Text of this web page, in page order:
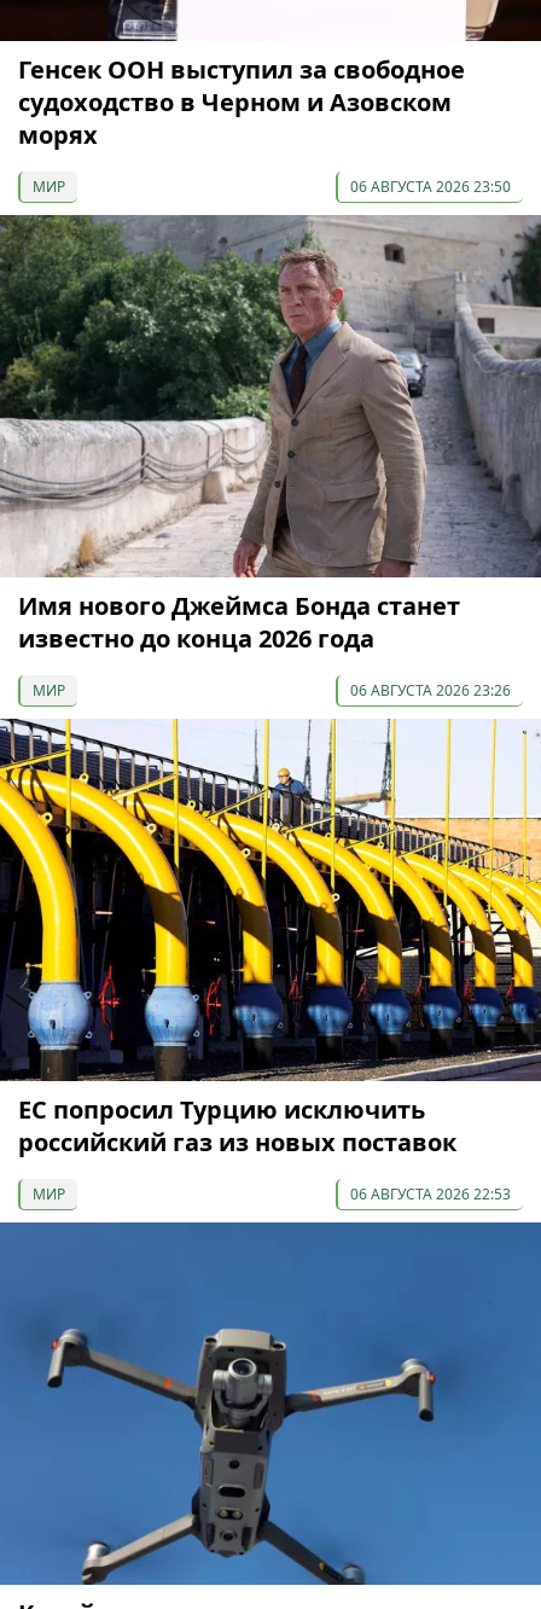
Генсек ООН выступил за свободное
судоходство в Черном и Азовском
морях
МИР 06 АВГУСТА 2026 23:50
Имя нового Джеймса Бонда станет
известно до конца 2026 года
МИР 06 АВГУСТА 2026 23:26
ЕС попросил Турцию исключить
российский газ из новых поставок
МИР 06 АВГУСТА 2026 22:53